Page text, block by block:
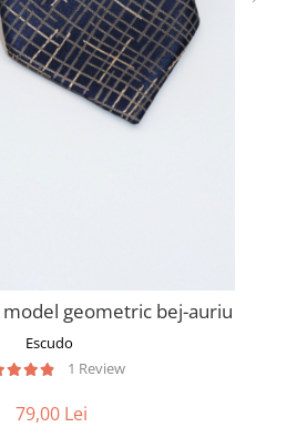
model geometric bej-auriu
Escudo
1 Review
79,00 Lei